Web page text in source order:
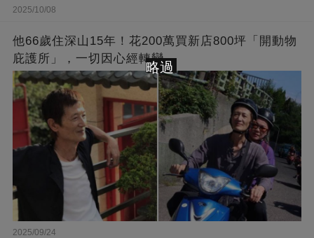
2025/10/08
他66歲住深山15年！花200萬買新店800坪「開動物
庇護所」，一切因心經轉變
2025/09/24
略過